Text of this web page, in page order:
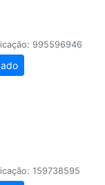
995596946
159738595